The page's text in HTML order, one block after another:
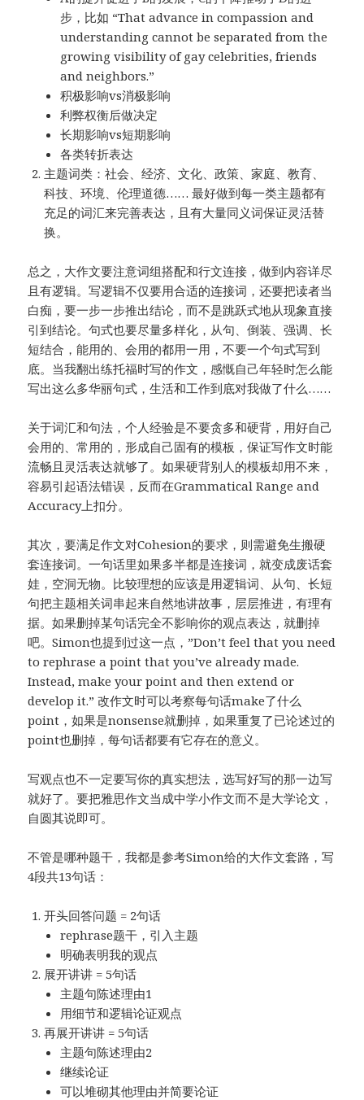
步，比如 “That advance in compassion and
understanding cannot be separated from the
growing visibility of gay celebrities, friends
and neighbors.”
积极影响vs消极影响
利弊权衡后做决定
长期影响vs短期影响
各类转折表达
主题词类：社会、经济、文化、政策、家庭、教育、
科技、环境、伦理道德…… 最好做到每一类主题都有
充足的词汇来完善表达，且有大量同义词保证灵活替
换。
总之，大作文要注意词组搭配和行文连接，做到内容详尽
且有逻辑。写逻辑不仅要用合适的连接词，还要把读者当
白痴，要一步一步推出结论，而不是跳跃式地从现象直接
引到结论。句式也要尽量多样化，从句、倒装、强调、长
短结合，能用的、会用的都用一用，不要一个句式写到
底。当我翻出练托福时写的作文，感慨自己年轻时怎么能
写出这么多华丽句式，生活和工作到底对我做了什么……
关于词汇和句法，个人经验是不要贪多和硬背，用好自己
会用的、常用的，形成自己固有的模板，保证写作文时能
流畅且灵活表达就够了。如果硬背别人的模板却用不来，
容易引起语法错误，反而在Grammatical Range and
Accuracy上扣分。
其次，要满足作文对Cohesion的要求，则需避免生搬硬
套连接词。一句话里如果多半都是连接词，就变成废话套
娃，空洞无物。比较理想的应该是用逻辑词、从句、长短
句把主题相关词串起来自然地讲故事，层层推进，有理有
据。如果删掉某句话完全不影响你的观点表达，就删掉
吧。Simon也提到过这一点，”Don’t feel that you need
to rephrase a point that you’ve already made.
Instead, make your point and then extend or
develop it.” 改作文时可以考察每句话make了什么
point，如果是nonsense就删掉，如果重复了已论述过的
point也删掉，每句话都要有它存在的意义。
写观点也不一定要写你的真实想法，选写好写的那一边写
就好了。要把雅思作文当成中学小作文而不是大学论文，
自圆其说即可。
不管是哪种题干，我都是参考Simon给的大作文套路，写
4段共13句话：
开头回答问题 = 2句话
rephrase题干，引入主题
明确表明我的观点
展开讲讲 = 5句话
主题句陈述理由1
用细节和逻辑论证观点
再展开讲讲 = 5句话
主题句陈述理由2
继续论证
可以堆砌其他理由并简要论证